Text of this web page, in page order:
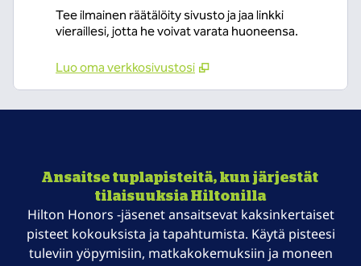
Tee ilmainen räätälöity sivusto ja jaa linkki
vieraillesi, jotta he voivat varata huoneensa.
Luo oma verkkosivustosi
Ansaitse tuplapisteitä, kun järjestät
tilaisuuksia Hiltonilla
Hilton Honors -jäsenet ansaitsevat kaksinkertaiset
pisteet kokouksista ja tapahtumista. Käytä pisteesi
tuleviin yöpymisiin, matkakokemuksiin ja moneen